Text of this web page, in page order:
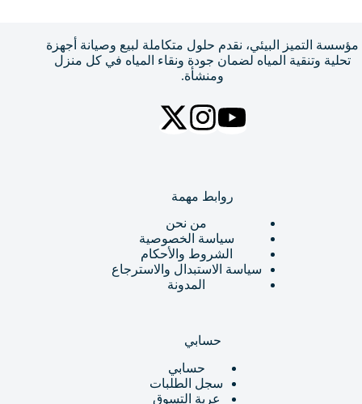
مؤسسة التميز البيئي، نقدم حلول متكاملة لبيع وصيانة أجهزة
تحلية وتنقية المياه لضمان جودة ونقاء المياه في كل منزل
ومنشأة.
روابط مهمة
من نحن
سياسة الخصوصية
الشروط والأحكام
سياسة الاستبدال والاسترجاع
المدونة
حسابي
حسابي
سجل الطلبات
عربة التسوق